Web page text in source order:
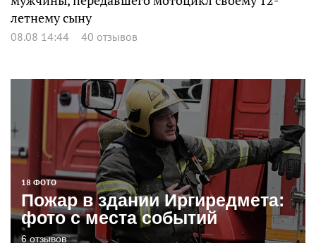
летнему сыну
08.08 14:44 40 отзывов
18 ФОТО
Пожар в здании Иргиредмета:
фото с места событий
6 отзывов